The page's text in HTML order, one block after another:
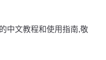
中文教程和使用指南,敬